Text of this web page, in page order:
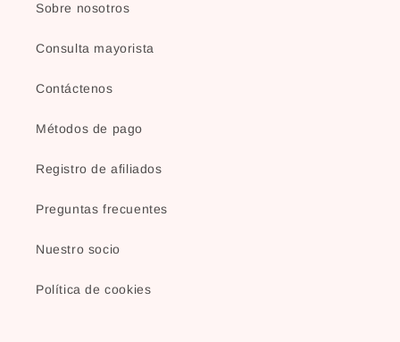
Sobre nosotros
Consulta mayorista
Contáctenos
Métodos de pago
Registro de afiliados
Preguntas frecuentes
Nuestro socio
Política de cookies